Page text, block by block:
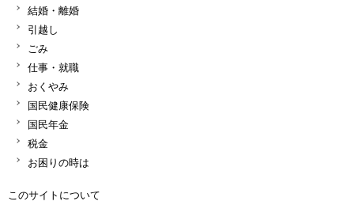
結婚・離婚
引越し
ごみ
仕事・就職
おくやみ
国民健康保険
国民年金
税金
お困りの時は
このサイトについて